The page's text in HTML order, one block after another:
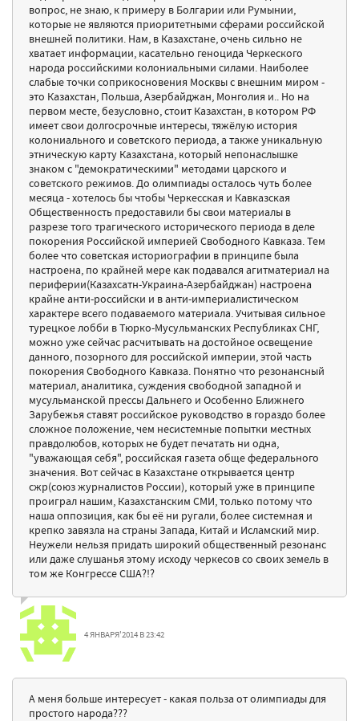
вопрос, не знаю, к примеру в Болгарии или Румынии,
которые не являются приоритетными сферами российской
внешней политики. Нам, в Казахстане, очень сильно не
хватает информации, касательно геноцида Черкеского
народа российскими колониальными силами. Наиболее
слабые точки соприкосновения Москвы с внешним миром -
это Казахстан, Польша, Азербайджан, Монголия и.. Но на
первом месте, безусловно, стоит Казахстан, в котором РФ
имеет свои долгосрочные интересы, тяжёлую история
колониального и советского периода, а также уникальную
этническую карту Казахстана, который непонаслышке
знаком с "демократическими" методами царского и
советского режимов. До олимпиады осталось чуть более
месяца - хотелось бы чтобы Черкесская и Кавказская
Общественность предоставили бы свои материалы в
разрезе того трагического исторического периода в деле
покорения Российской империей Свободного Кавказа. Тем
более что советская историографии в принципе была
настроена, по крайней мере как подавался агитматериал на
периферии(Казахсатн-Украина-Азербайджан) настроена
крайне анти-российски и в анти-империалистическом
характере всего подаваемого материала. Учитывая сильное
турецкое лобби в Тюрко-Мусульманских Республиках СНГ,
можно уже сейчас расчитывать на достойное освещение
данного, позорного для российской империи, этой часть
покорения Свободного Кавказа. Понятно что резонансный
материал, аналитика, суждения свободной западной и
мусульманской прессы Дальнего и Особенно Ближнего
Зарубежья ставят российское руководство в гораздо более
сложное положение, чем несистемные попытки местных
правдолюбов, которых не будет печатать ни одна,
"уважающая себя", российская газета обще федерального
значения. Вот сейчас в Казахстане открывается центр
сжр(союз журналистов России), который уже в принципе
проиграл нашим, Казахстанским СМИ, только потому что
наша оппозиция, как бы её ни ругали, более системная и
крепко завязла на страны Запада, Китай и Исламский мир.
Неужели нельзя придать широкий общественный резонанс
или даже слушанья этому исходу черкесов со своих земель в
том же Конгрессе США?!?
4 ЯНВАРЯ'2014 В 23:42
А меня больше интересует - какая польза от олимпиады для
простого народа???